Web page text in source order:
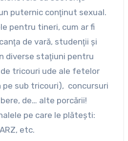
puternic conţinut sexual.
pentru tineri, cum ar fi
de vară, studenţii şi
diverse staţiuni pentru
tricouri ude ale fetelor
pe sub tricouri), concursuri
de… alte porcării!
pe care le plăteşti:
etc.